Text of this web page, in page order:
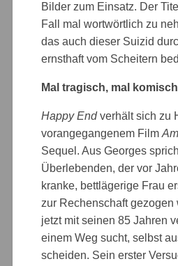
Bilder zum Einsatz. Der
Fall mal wortwörtlich zu
das auch dieser Suizid
ernsthaft vom Scheitern
Mal tragisch, mal komisch
Happy Endverhält sich zu
vorangegangenem Film
Sequel. Aus Georges
Überlebenden, der vor
kranke, bettlägerige Frau
zur Rechenschaft gezogen
jetzt mit seinen 85 Jahren
einem Weg sucht, selbst
scheiden. Sein erster